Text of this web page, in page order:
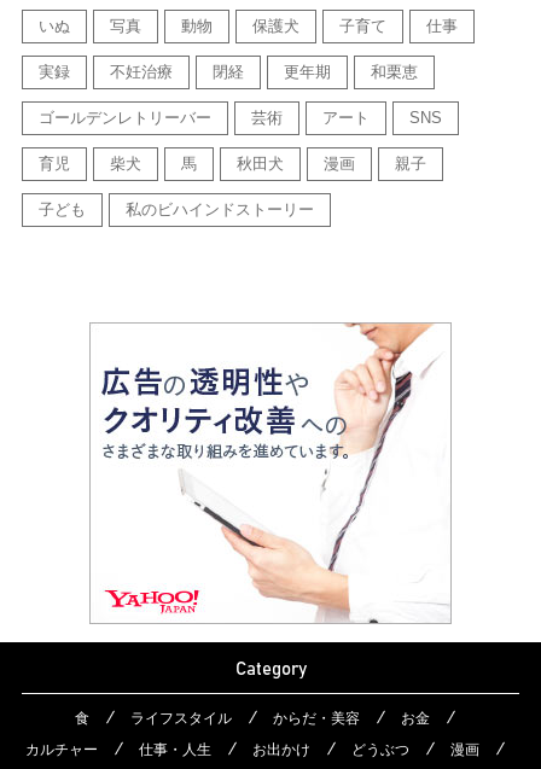
いぬ 写真 動物 保護犬 子育て 仕事
実録 不妊治療 閉経 更年期 和栗恵
ゴールデンレトリーバー 芸術 アート SNS
育児 柴犬 馬 秋田犬 漫画 親子
子ども 私のビハインドストーリー
Category
食 ライフスタイル からだ・美容
お金
カルチャー
仕事・人生 お出かけ どうぶつ 漫画